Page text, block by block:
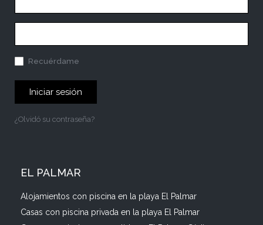
Recuérdame
Iniciar sesión
¿Olvidó su contraseña?
EL PALMAR
Alojamientos con piscina en la playa El Palmar
Casas con piscina privada en la playa El Palmar